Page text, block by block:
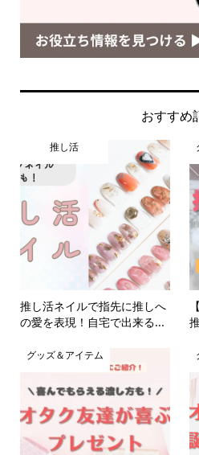
おすすめ
推し活
推し活ネイルで指先に推しへ
の愛を表現！自宅で出来る...
グッズ＆アイテム